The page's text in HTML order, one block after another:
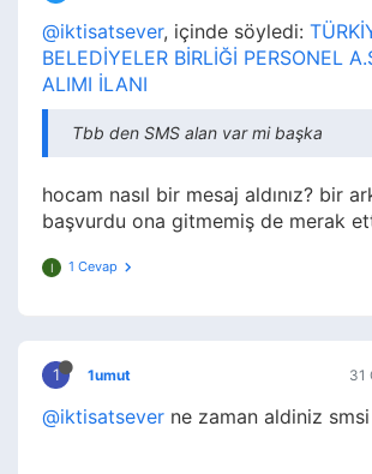
@iktisatsever, içinde söyledi:
BELEDİYELER BİRLİĞİ PERSONEL
ALIMI İLANI
Tbb den SMS alan var mi başka
hocam nasıl bir mesaj aldınız? bir
başvurdu ona gitmemiş de merak
I 1 Cevap
1 1umut 31
@iktisatsever ne zaman aldiniz